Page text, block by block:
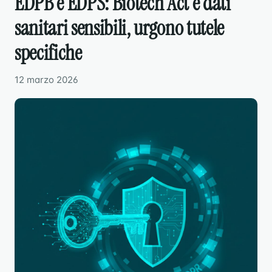
sanitari sensibili, urgono tutele
specifiche
12 marzo 2026